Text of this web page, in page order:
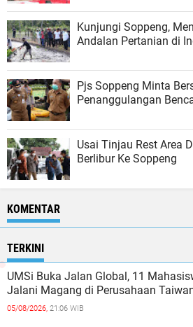
Kunjungi Soppeng,
Andalan Pertanian di
Pjs Soppeng Minta
Penanggulangan
Usai Tinjau Rest Area
Berlibur Ke Soppeng
KOMENTAR
TERKINI
UMSi Buka Jalan Global, 11
Jalani Magang di Perusahaan
05/08/2026, 21:06 WIB